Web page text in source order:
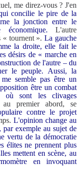
me direz-vous ? J'en
concilie le pire de la
la jonction entre le
L'autre
« tournent ».La gauche
la droite, elle fait le
désirs de « marche en
de l'autre – du
le peuple.
Aussi, la
semble pas être un
être un combat
où sont les clivages
premier abord, se
contre le projet
L'opinion change au
exemple au sujet de
vertu de la démocratie
élites ne prennent plus
mettent en scène, au
en invoquant